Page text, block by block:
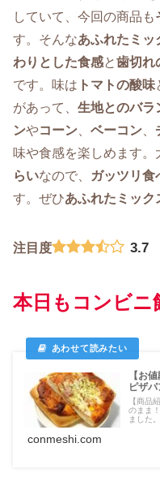
していて、今回の商品も
す。そんなあふれたミッ
わりとした食感と歯切れ
です。味は トマトの酸味
があって、 生地とのバラ
ンやコーン、 ベーコン、
味や食感を楽しめます。
らいなので、 ガッツリ食
す。ぜひあふれたミック
注目度 3.7
本日もコンビニ
【お
ピザ
【商品
のまま
ました
conmeshi.com